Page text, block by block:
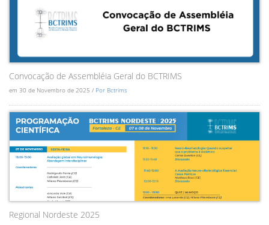
Convocação de Assembléia Geral do BCTRIMS
em 30 de Novembro de 2025 / Por Bctrims
Regional Nordeste 2025